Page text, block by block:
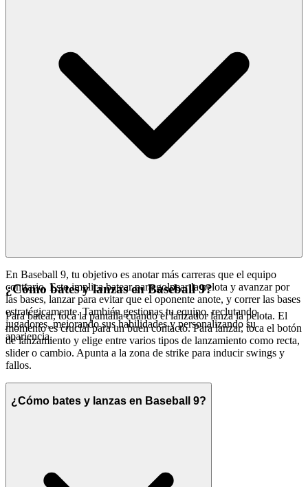
En Baseball 9, tu objetivo es anotar más carreras que el equipo
contrario. Esto implica batear para golpear la pelota y avanzar por
las bases, lanzar para evitar que el oponente anote, y correr las bases
estratégicamente. También gestionas tu equipo, reclutando
jugadores, mejorando sus habilidades y personalizando su
apariencia.
¿Cómo bates y lanzas en Baseball 9?
Para batear, toca la pantalla cuando el lanzador lanza la pelota. El
momento es crucial para un buen contacto. Para lanzar, toca el botón
de lanzamiento y elige entre varios tipos de lanzamiento como recta,
slider o cambio. Apunta a la zona de strike para inducir swings y
fallos.
¿Cómo bates y lanzas en Baseball 9?